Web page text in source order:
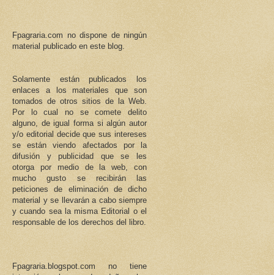
Fpagraria.com no dispone de ningún
material publicado en este blog.
Solamente están publicados los
enlaces a los materiales que son
tomados de otros sitios de la Web.
Por lo cual no se comete delito
alguno, de igual forma si algún autor
y/o editorial decide que sus intereses
se están viendo afectados por la
difusión y publicidad que se les
otorga por medio de la web, con
mucho gusto se recibirán las
peticiones de eliminación de dicho
material y se llevarán a cabo siempre
y cuando sea la misma Editorial o el
responsable de los derechos del libro.
Fpagraria.blogspot.com no tiene